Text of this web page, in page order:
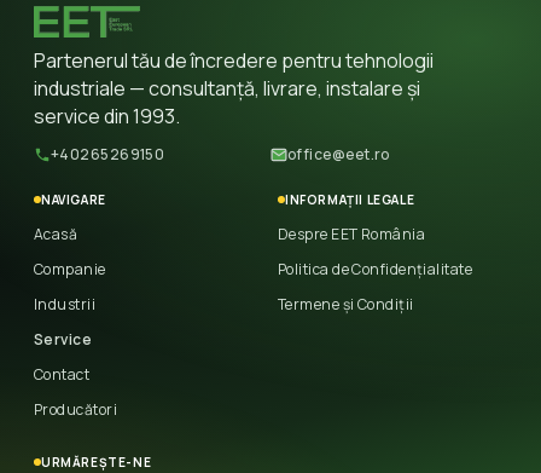
Partenerul tău de încredere pentru tehnologii
industriale — consultanță, livrare, instalare și
service din 1993.
+40265269150 office@eet.ro
NAVIGARE
Acasă
Companie
Industrii
Service
Contact
Producători
INFORMAȚII LEGALE
Despre EET România
Politica de Confidențialitate
Termene și Condiții
URMĂREȘTE-NE